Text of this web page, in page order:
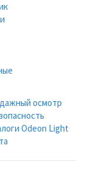
осмотр
Odeon Light